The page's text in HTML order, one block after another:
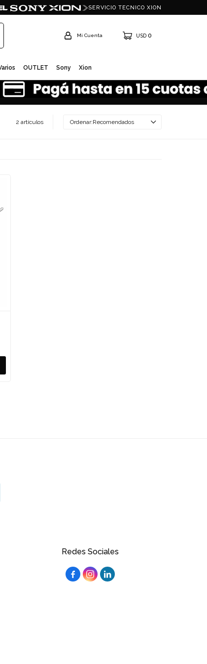
Varios OUTLET Sony Xion
USD 0
SERVICIO TECNICO XION
2 artículos Recomendados
Redes Sociales
  